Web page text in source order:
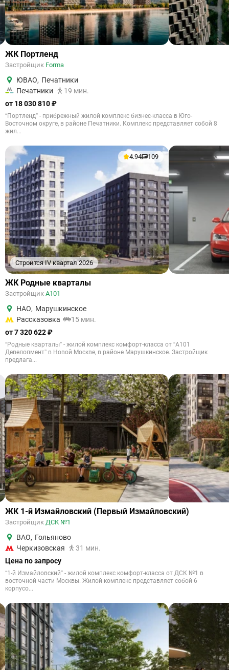
ЖК Портленд
Застройщик Forma
ЮВАО, Печатники
Печатники
19 мин.
от 18 030 810 ₽
“Портленд” - прибрежный жилой комплекс бизнес-класса в Юго-
Восточном округе, в районе Печатники. Комплекс представляет собой 8
жил...
Строится IV квартал 2026
4.94 109
ЖК Родные кварталы
Застройщик А101
НАО, Марушкинское
Рассказовка
15 мин.
от 7 320 622 ₽
“Родные кварталы” - жилой комплекс комфорт-класса от “А101
Девелопмент” в Новой Москве, в районе Марушкинское. Застройщик
предлага...
ЖК 1-й Измайловский (Первый Измайловский)
Застройщик ДСК №1
ВАО, Гольяново
Черкизовская
31 мин.
Цена по запросу
“1-й Измайловский” - жилой комплекс комфорт-класса от ДСК №1 в
восточной части Москвы. Жилой комплекс представляет собой 6
корпусо...